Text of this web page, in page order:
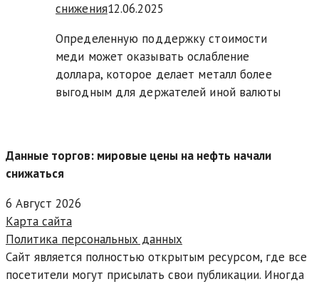
снижения12.06.2025
Определенную поддержку стоимости
меди может оказывать ослабление
доллара, которое делает металл более
выгодным для держателей иной валюты
Данные торгов: мировые цены на нефть начали
снижаться
6 Август 2026
Карта сайта
Политика персональных данных
Сайт является полностью открытым ресурсом, где все
посетители могут присылать свои публикации. Иногда